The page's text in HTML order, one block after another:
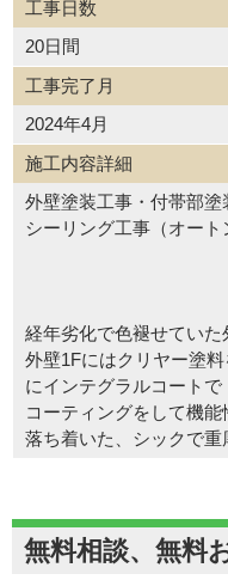
工事日数
20日間
工事完了月
2024年4月
施工内容詳細
外壁塗装工事・付帯部塗
シーリング工事（オ
経年劣化で色褪せていた
外壁1Fにはクリヤー塗
にインテグラルコートで
コーティングをして機能
落ち着いた、シックで重
無料相談、無料